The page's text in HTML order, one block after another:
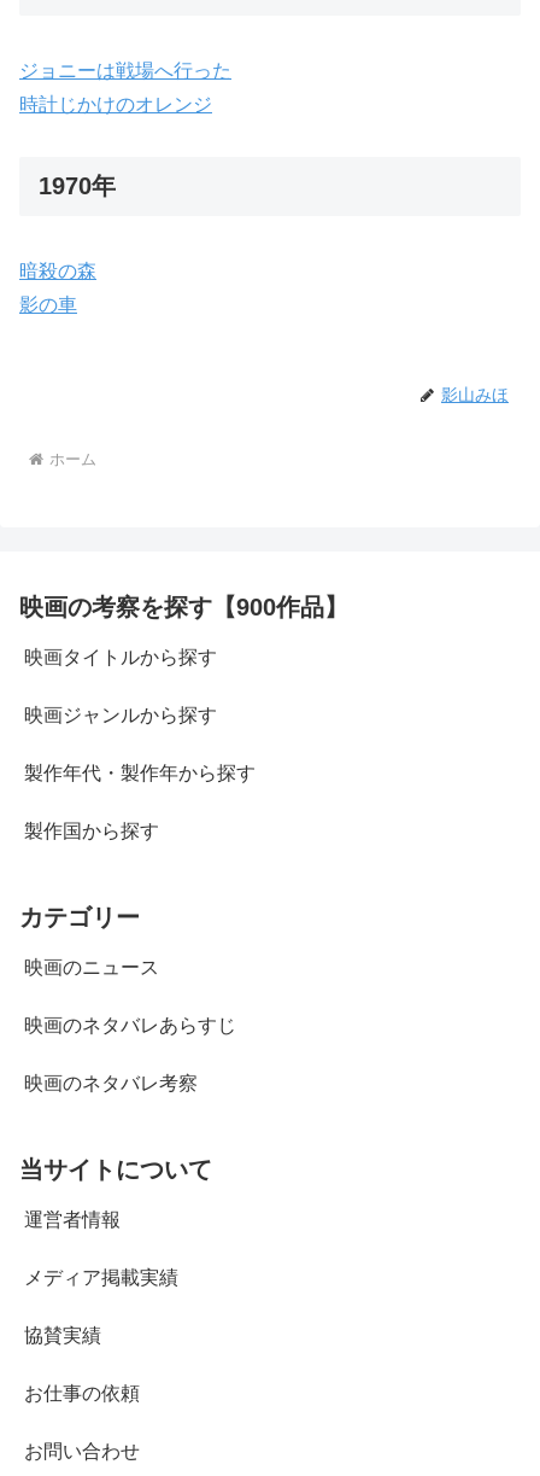
ジョニーは戦場へ行った
時計じかけのオレンジ
1970年
暗殺の森
影の車
影山みほ
ホーム
映画の考察を探す【900作品】
映画タイトルから探す
映画ジャンルから探す
製作年代・製作年から探す
製作国から探す
カテゴリー
映画のニュース
映画のネタバレあらすじ
映画のネタバレ考察
当サイトについて
運営者情報
メディア掲載実績
協賛実績
お仕事の依頼
お問い合わせ